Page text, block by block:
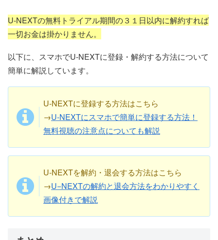
U-NEXTの無料トライアル期間の３１日以内に解約すれば
一切お金は掛かりません。
以下に、スマホでU-NEXTに登録・解約する方法について
簡単に解説しています。
U-NEXTに登録する方法はこちら
→U-NEXTにスマホで簡単に登録する方法！
無料視聴の注意点についても解説
U-NEXTを解約・退会する方法はこちら
→U−NEXTの解約と退会方法をわかりやすく
画像付きで解説